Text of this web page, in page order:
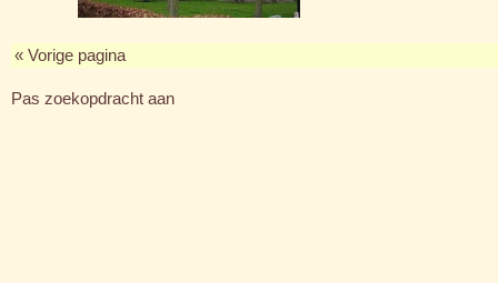
« Vorige pagina
Pas zoekopdracht aan